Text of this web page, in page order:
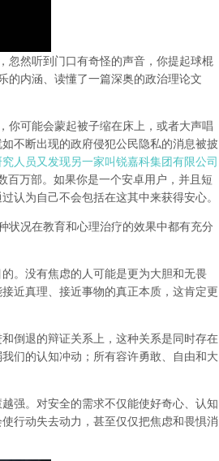
忽然听到门口有奇怪的声音，你提起球棍
的内涵、读懂了一篇深奥的政治理论文
你可能会蒙起被子缩在床上，或者大声唱
不断出现的政府侵犯公民隐私的消息被披
人员又发现另一家叫锐嘉科集团有限公司
百万部。如果你是一个安卓用户，并且短
认为自己不会包括在这其中来获得安心。
状况在教育和心理治疗的效果中都有充分
。没有焦虑的人可能是更为大胆和无畏
近真理、接近事物的真正本质，这肯定更
倒退的辩证关系上，这种关系是同时存在
们的认知冲动；所有容许勇敢、自由和大
强。对安全的需求不仅能使好奇心、认知
行动失去动力，甚至仅仅把焦虑和畏惧消